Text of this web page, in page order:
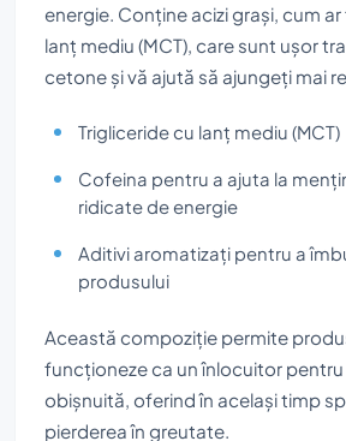
energie. Conține acizi grași, cum
lanț mediu (MCT), care sunt ușor
cetone și vă ajută să ajungeți mai
Trigliceride cu lanț mediu (MCT)
Cofeina pentru a ajuta la
ridicate de energie
Aditivi aromatizați pentru a
produsului
Această compoziție permite
funcționeze ca un înlocuitor
obișnuită, oferind în același timp
pierderea în greutate.